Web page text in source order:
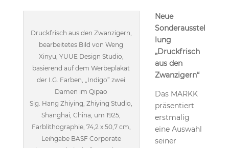
Druckfrisch aus den Zwanzigern,
bearbeitetes Bild von Weng
Xinyu, YUUE Design Studio,
basierend auf dem Werbeplakat
der I.G. Farben, „Indigo” zwei
Damen im Qipao
Sig. Hang Zhiying, Zhiying Studio,
Shanghai, China, um 1925,
Farblithographie, 74,2 x 50,7 cm,
Leihgabe BASF Corporate
Neue
Sonderausstel
lung
„Druckfrisch
aus den
Zwanzigern“
Das MARKK
präsentiert
erstmalig
eine Auswahl
seiner